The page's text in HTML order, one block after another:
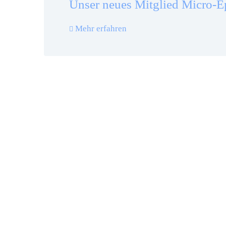
Unser neues Mitglied Micro-
Mehr erfahren